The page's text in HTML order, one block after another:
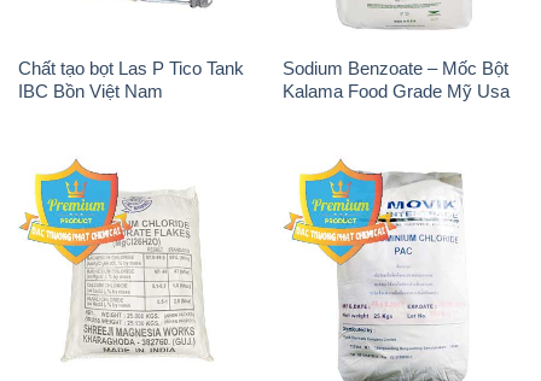
Chất tạo bọt Las P Tico Tank
IBC Bồn Việt Nam
Sodium Benzoate – Mốc Bột
Kalama Food Grade Mỹ Usa